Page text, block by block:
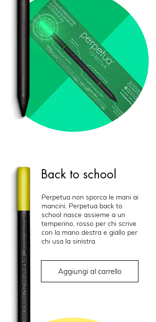
Back to school
Perpetua non sporca le mani ai
mancini. Perpetua back to
school nasce assieme a un
temperino, rosso per chi scrive
con la mano destra e giallo per
chi usa la sinistra.
Aggiungi al carrello